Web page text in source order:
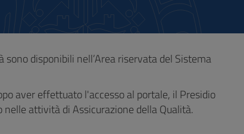
disponibili nell’Area riservata del Sistema
aver effettuato l'accesso al portale, il Presidio
attività di Assicurazione della Qualità.